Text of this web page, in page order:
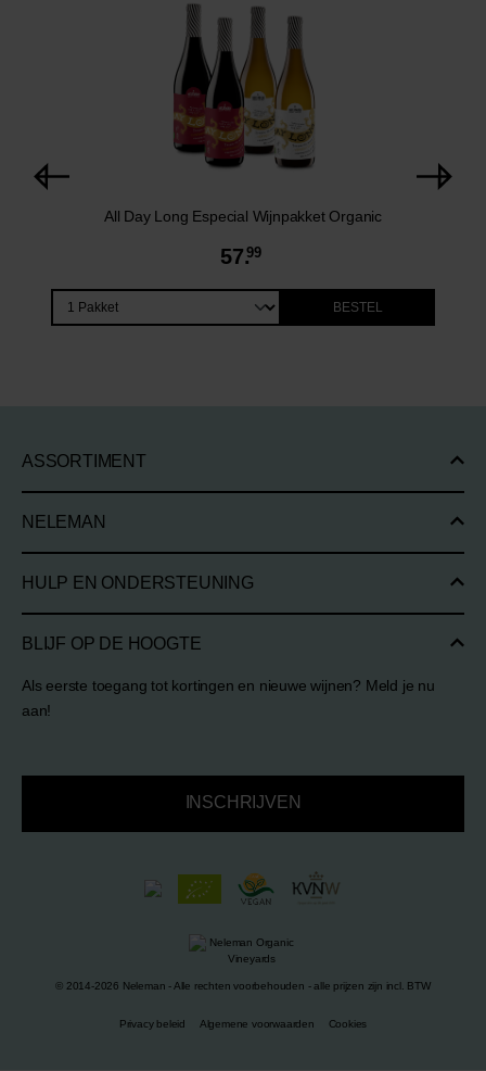
All Day Long Especial Wijnpakket Organic
57.99
BESTEL
ASSORTIMENT
NELEMAN
HULP EN ONDERSTEUNING
BLIJF OP DE HOOGTE
Als eerste toegang tot kortingen en nieuwe wijnen? Meld je nu
aan!
INSCHRIJVEN
© 2014-2026 Neleman - Alle rechten voorbehouden - alle prijzen zijn incl. BTW
Privacy beleid Algemene voorwaarden Cookies